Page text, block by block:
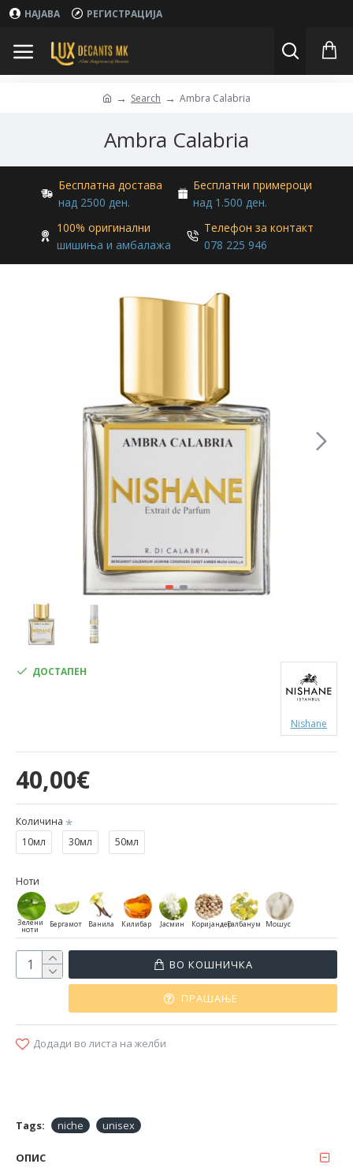
НАЈАВА РЕГИСТРАЦИЈА
Search Ambra Calabria
Ambra Calabria
Бесплатна достава
над 2500 ден.
Бесплатни примероци
над 1.500 ден.
100% оригинални
шишиња и амбалажа
Телефон за контакт
078 225 946
40,00€
ДОСТАПЕН
Nishane
Количина
10мл
30мл 50мл
Ноти
Зелени
ноти
Бергамот Ванила Килибар Јасмин КоријандерГалбанум Мошус
ВО КОШНИЧКА
ПРАШАЊЕ
Додади во листа на желби
Tags: niche unisex
ОПИС